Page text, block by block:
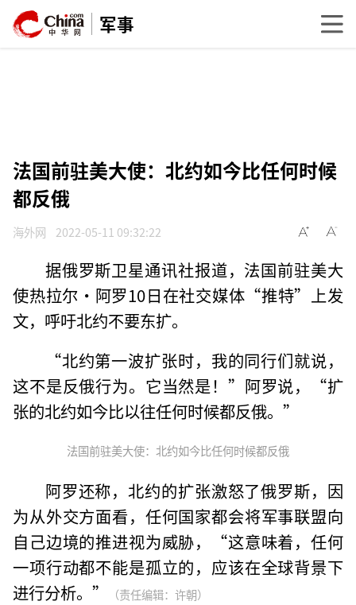
军事
法国前驻美大使：北约如今比任何时候
都反俄
海外网 2022-05-11 09:32:22
据俄罗斯卫星通讯社报道，法国前驻美大
使热拉尔·阿罗10日在社交媒体“推特”上发
文，呼吁北约不要东扩。
“北约第一波扩张时，我的同行们就说，
这不是反俄行为。它当然是！”阿罗说，“扩
张的北约如今比以往任何时候都反俄。”
法国前驻美大使：北约如今比任何时候都反俄
阿罗还称，北约的扩张激怒了俄罗斯，因
为从外交方面看，任何国家都会将军事联盟向
自己边境的推进视为威胁，“这意味着，任何
一项行动都不能是孤立的，应该在全球背景下
进行分析。”
（责任编辑：许朝）